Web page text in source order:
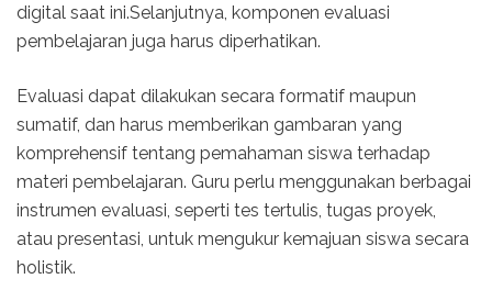
digital saat ini.Selanjutnya, komponen evaluasi
pembelajaran juga harus diperhatikan.
Evaluasi dapat dilakukan secara formatif maupun
sumatif, dan harus memberikan gambaran yang
komprehensif tentang pemahaman siswa terhadap
materi pembelajaran. Guru perlu menggunakan berbagai
instrumen evaluasi, seperti tes tertulis, tugas proyek,
atau presentasi, untuk mengukur kemajuan siswa secara
holistik.